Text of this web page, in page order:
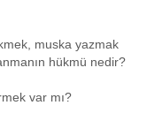
muska yazmak
hükmü nedir?
var mı?